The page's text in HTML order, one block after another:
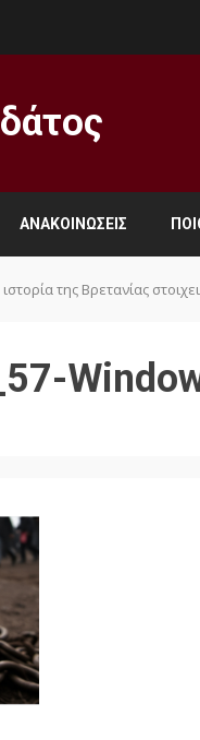
ΑΝΑΚΟΙΝΏΣΕΙΣ
της Βρετανίας